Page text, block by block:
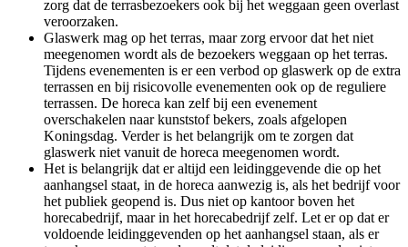
zorg dat de terrasbezoekers ook bij het weggaan geen overlast
veroorzaken.
Glaswerk mag op het terras, maar zorg ervoor dat het niet
meegenomen wordt als de bezoekers weggaan op het terras.
Tijdens evenementen is er een verbod op glaswerk op de extra
terrassen en bij risicovolle evenementen ook op de reguliere
terrassen. De horeca kan zelf bij een evenement
overschakelen naar kunststof bekers, zoals afgelopen
Koningsdag. Verder is het belangrijk om te zorgen dat
glaswerk niet vanuit de horeca meegenomen wordt.
Het is belangrijk dat er altijd een leidinggevende die op het
aanhangsel staat, in de horeca aanwezig is, als het bedrijf voor
het publiek geopend is. Dus niet op kantoor boven het
horecabedrijf, maar in het horecabedrijf zelf. Let er op dat er
voldoende leidinggevenden op het aanhangsel staan, als er